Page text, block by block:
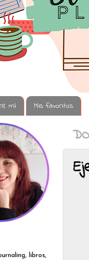
mí Mis favoritos
libros,